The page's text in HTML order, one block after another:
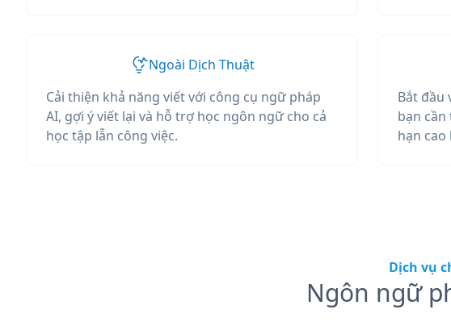
Ngoài Dịch Thuật
Cải thiện khả năng viết với công cụ ngữ pháp
AI, gợi ý viết lại và hỗ trợ học ngôn ngữ cho cả
học tập lẫn công việc.
Bắt đầu
bạn
hạn cao
Dịch vụ
Ngôn ngữ